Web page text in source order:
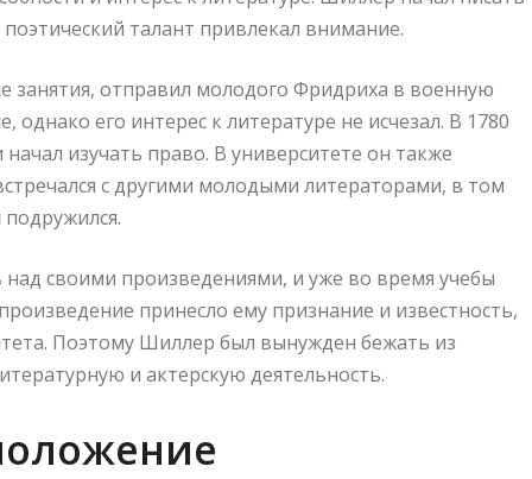
талант привлекал внимание.
занятия, отправил молодого Фридриха в военную
его интерес к литературе не исчезал. В 1780
изучать право. В университете он также
с другими молодыми литераторами, в том
своими произведениями, и уже во время учебы
принесло ему признание и известность,
Поэтому Шиллер был вынужден бежать из
и актерскую деятельность.